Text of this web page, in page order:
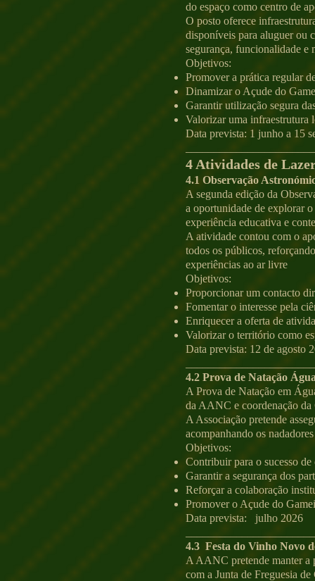
do espaço como centro de
O posto oferece
disponíveis para aluguer ou
segurança, funcionalidade
Objetivos:
Promover a prática regular
Dinamizar o Açude do
Garantir utilização segura
Valorizar uma infraestrutura
Data prevista: 1 junho a 15
4 Atividades de
4.1 Observação
A segunda edição da
a oportunidade de explorar
experiência educativa e
A atividade contou com o
todos os públicos,
experiências ao ar livre
Objetivos:
Proporcionar um contacto
Fomentar o interesse pela
Enriquecer a oferta de
Valorizar o território como
Data prevista: 12 de agosto
4.2 Prova de Natação
A Prova de Natação em
da AANC e coordenação
A Associação pretende
acompanhando os
Objetivos:
Contribuir para o sucesso
Garantir a segurança dos
Reforçar a colaboração
Promover o Açude do
Data prevista: julho 2026
4.3 Festa do Vinho Novo
A AANC pretende manter a
com a Junta de Freguesia